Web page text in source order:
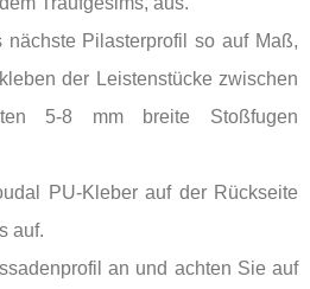
nächste Pilasterprofil so auf Maß,
der Leistenstücke zwischen
5-8 mm breite Stoßfugen
PU-Kleber auf der Rückseite
auf.
an und achten Sie auf